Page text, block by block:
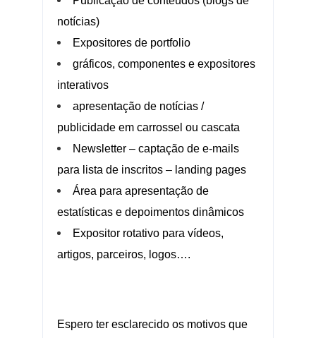
notícias)
Expositores de portfolio
gráficos, componentes e expositores
interativos
apresentação de notícias /
publicidade em carrossel ou cascata
Newsletter – captação de e-mails
para lista de inscritos – landing pages
Área para apresentação de
estatísticas e depoimentos dinâmicos
Expositor rotativo para vídeos,
artigos, parceiros, logos….
Espero ter esclarecido os motivos que